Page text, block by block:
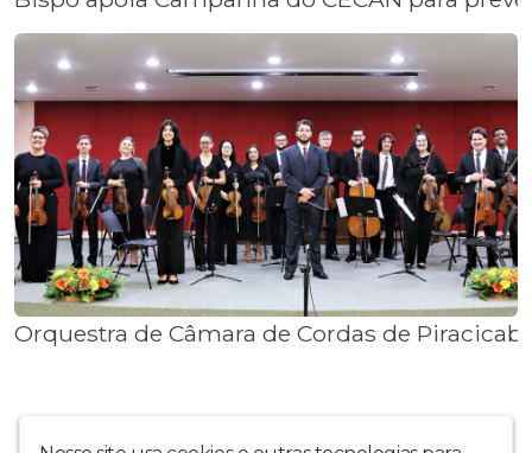
Orquestra de Câmara de Cordas de